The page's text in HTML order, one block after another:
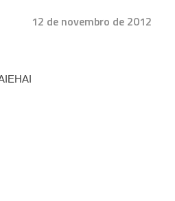
12 de novembro de 2012